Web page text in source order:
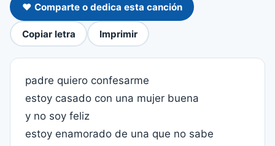
❤️ Comparte o dedica esta canción
Copiar letra Imprimir
padre quiero confesarme
estoy casado con una mujer buena
y no soy feliz
estoy enamorado de una que no sabe